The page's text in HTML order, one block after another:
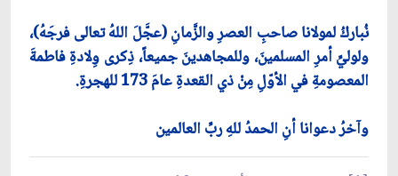
نُباركُ لمولانا صاحبِ العصرِ والزَّمانِ (عجَّلَ اللهُ تعالى فرجَهُ)،
ولوليِّ أمرِ المسلمينَ، وللمجاهدينَ جميعاً، ذِكرى وِلادةِ فاطمةَ
المعصومةِ في الأوّلِ مِنْ ذي القعدةِ عامَ 173 للهجرةِ.
وآخرُ دعوانا أنِ الحمدُ للهِ ربِّ العالمين